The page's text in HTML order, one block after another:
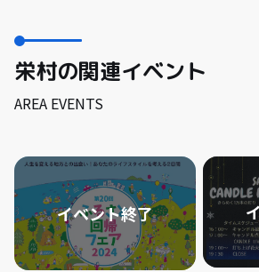
栄村の関連イベント
AREA EVENTS